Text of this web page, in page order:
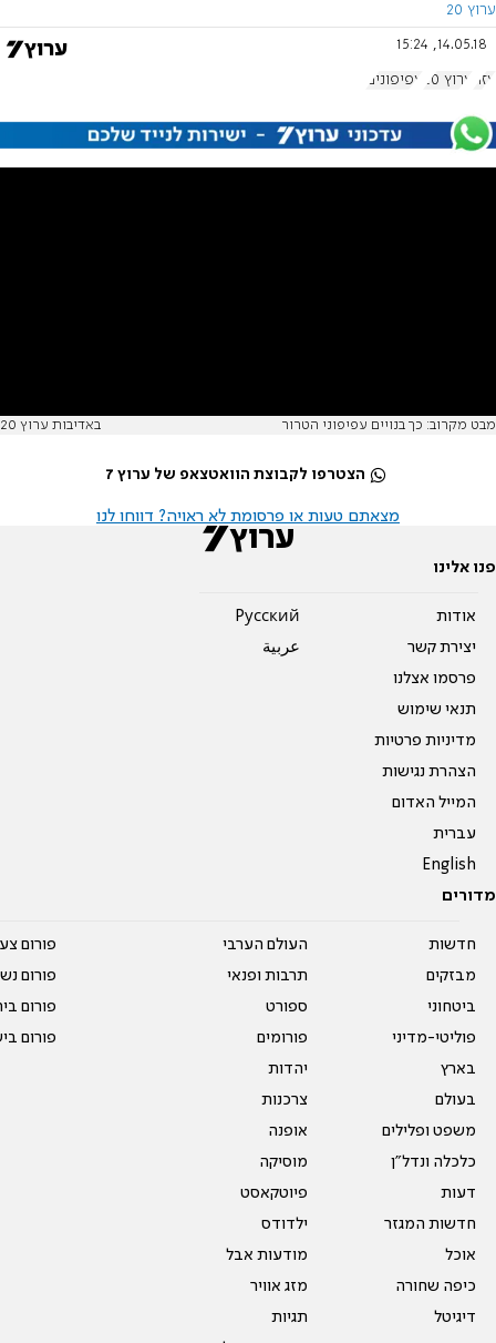
ערוץ 20
14.05.18, 15:24
עזה ערוץ 20 עפיפונים
מבט מקרוב: כך בנויים עפיפוני הטרור באדיבות ערוץ 20
הצטרפו לקבוצת הוואטצאפ של ערוץ 7
מצאתם טעות או פרסומת לא ראויה? דווחו לנו
פנו אלינו
אודות
יצירת קשר
פרסמו אצלנו
תנאי שימוש
מדיניות פרטיות
הצהרת נגישות
המייל האדום
עברית
English
Pусский
عربية
מדורים
חדשות
מבזקים
ביטחוני
פוליטי-מדיני
בארץ
בעולם
משפט ופלילים
כלכלה ונדל"ן
דעות
חדשות המגזר
אוכל
כיפה שחורה
דיגיטל
העולם הערבי
תרבות ופנאי
ספורט
פורומים
יהדות
צרכנות
אופנה
מוסיקה
פיוטקאסט
ילדודס
מודעות אבל
מזג אוויר
תגיות
פורום
פורום
פורום
פורום